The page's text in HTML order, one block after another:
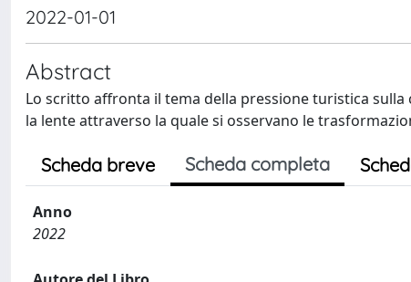
2022-01-01
Abstract
Lo scritto affronta il tema della pressione turistica
la lente attraverso la quale si osservano le
Scheda breve Scheda completa
Anno
2022